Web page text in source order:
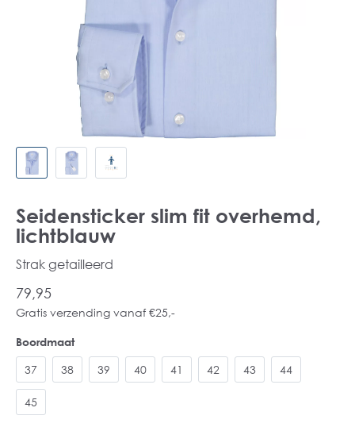
Seidensticker slim fit overhemd,
lichtblauw
Strak getailleerd
79,95
Gratis verzending vanaf €25,-
Boordmaat
37 38 39 40 41 42 43 44
45